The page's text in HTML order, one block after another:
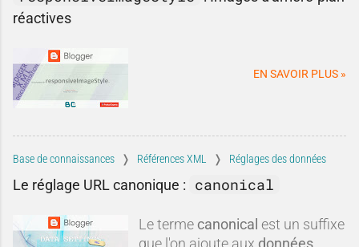
examine les arguments avancés,
comparaisons discutables et
dans leur contexte.Blogger est-il
réellement mort ? Est-il
techniquement dépassé ? Faut-il
systématiquement lui préférer
une autre plateforme ?Dans
cette tribune, nous allons
réactives
EN SAVOIR PLUS »
Base de connaissances Références XML Réglages des données
Le réglage URL canonique : canonical
Le terme canonical est un suffixe
que l'on ajoute aux données